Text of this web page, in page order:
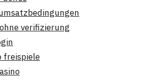
verifizierung
freispiele